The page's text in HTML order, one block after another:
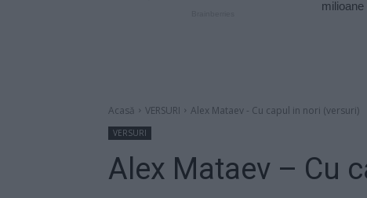
Acasă VERSURI Alex Mataev - Cu capul in nori (versuri)
VERSURI
Alex Mataev – Cu